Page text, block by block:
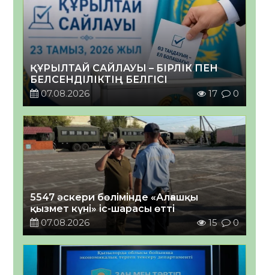
ҚҰРЫЛТАЙ САЙЛАУЫ – БІРЛІК ПЕН
БЕЛСЕНДІЛІКТІҢ БЕЛГІСІ
07.08.2026
17 0
5547 әскери бөлімінде «Алғашқы
қызмет күні» іс-шарасы өтті
07.08.2026
15 0